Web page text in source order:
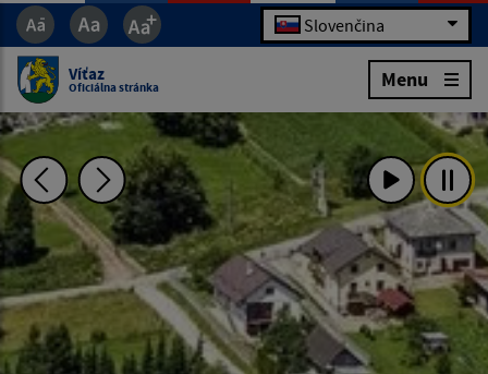
Slovenčina
Víťaz
Oficiálna stránka Menu